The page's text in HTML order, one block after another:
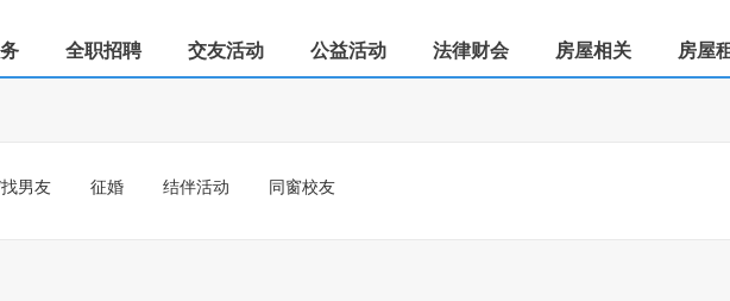
全职招聘 交友活动 公益活动 法律财会 房屋相关 房屋
男友 征婚 结伴活动 同窗校友